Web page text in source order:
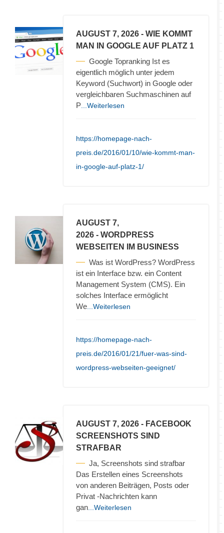
AUGUST 7, 2026 - WIE KOMMT
MAN IN GOOGLE AUF PLATZ 1
Google Topranking Ist es
eigentlich möglich unter jedem
Keyword (Suchwort) in Google oder
vergleichbaren Suchmaschinen auf
P ...Weiterlesen
https://homepage-nach-
preis.de/2016/01/10/wie-kommt-man-
in-google-auf-platz-1/
AUGUST 7,
2026 - WORDPRESS
WEBSEITEN IM BUSINESS
Was ist WordPress? WordPress
ist ein Interface bzw. ein Content
Management System (CMS). Ein
solches Interface ermöglicht
We ...Weiterlesen
https://homepage-nach-
preis.de/2016/01/21/fuer-was-sind-
wordpress-webseiten-geeignet/
AUGUST 7, 2026 - FACEBOOK
SCREENSHOTS SIND
STRAFBAR
Ja, Screenshots sind strafbar
Das Erstellen eines Screenshots
von anderen Beiträgen, Posts oder
Privat -Nachrichten kann
gan ...Weiterlesen